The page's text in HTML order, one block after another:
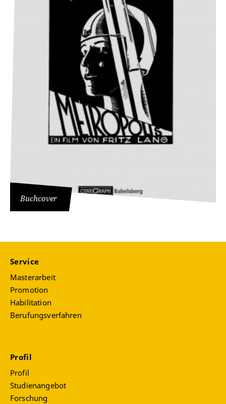
Buchcover
Service
Masterarbeit
Promotion
Habilitation
Berufungsverfahren
Profil
Profil
Studienangebot
Forschung